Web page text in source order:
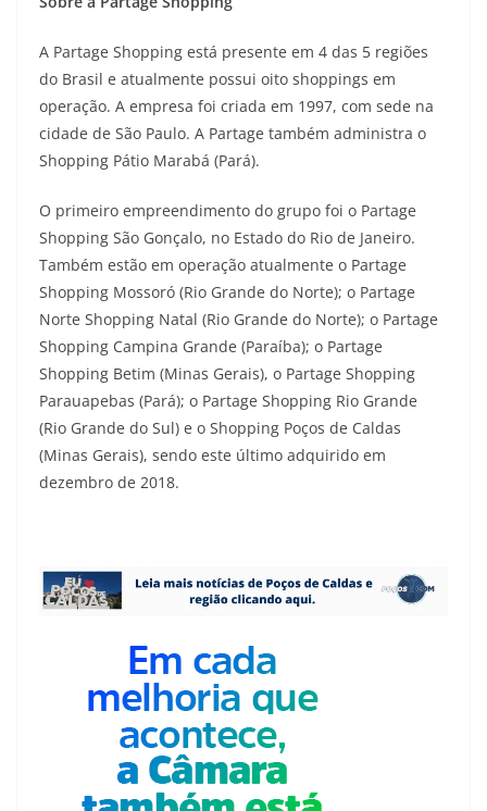
A Partage Shopping está presente em 4 das 5 regiões
do Brasil e atualmente possui oito shoppings em
operação. A empresa foi criada em 1997, com sede na
cidade de São Paulo. A Partage também administra o
Shopping Pátio Marabá (Pará).
O primeiro empreendimento do grupo foi o Partage
Shopping São Gonçalo, no Estado do Rio de Janeiro.
Também estão em operação atualmente o Partage
Shopping Mossoró (Rio Grande do Norte); o Partage
Norte Shopping Natal (Rio Grande do Norte); o Partage
Shopping Campina Grande (Paraíba); o Partage
Shopping Betim (Minas Gerais), o Partage Shopping
Parauapebas (Pará); o Partage Shopping Rio Grande
(Rio Grande do Sul) e o Shopping Poços de Caldas
(Minas Gerais), sendo este último adquirido em
dezembro de 2018.